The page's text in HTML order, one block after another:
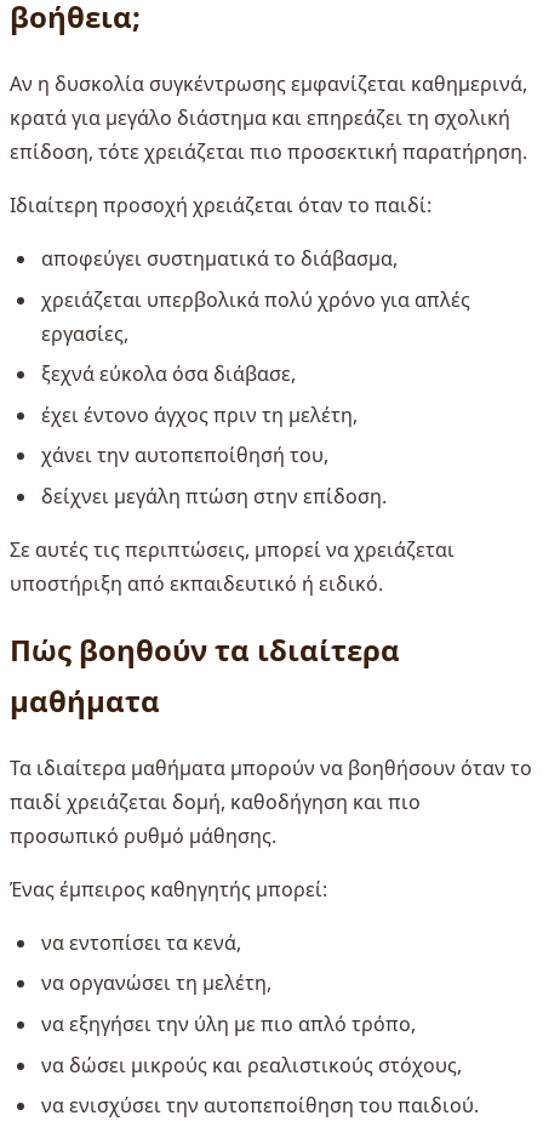
βοήθεια;
Αν η δυσκολία συγκέντρωσης εμφανίζεται καθημερινά,
κρατά για μεγάλο διάστημα και επηρεάζει τη σχολική
επίδοση, τότε χρειάζεται πιο προσεκτική παρατήρηση.
Ιδιαίτερη προσοχή χρειάζεται όταν το παιδί:
αποφεύγει συστηματικά το διάβασμα,
χρειάζεται υπερβολικά πολύ χρόνο για απλές
εργασίες,
ξεχνά εύκολα όσα διάβασε,
έχει έντονο άγχος πριν τη μελέτη,
χάνει την αυτοπεποίθησή του,
δείχνει μεγάλη πτώση στην επίδοση.
Σε αυτές τις περιπτώσεις, μπορεί να χρειάζεται
υποστήριξη από εκπαιδευτικό ή ειδικό.
Πώς βοηθούν τα ιδιαίτερα
μαθήματα
Τα ιδιαίτερα μαθήματα μπορούν να βοηθήσουν όταν το
παιδί χρειάζεται δομή, καθοδήγηση και πιο
προσωπικό ρυθμό μάθησης.
Ένας έμπειρος καθηγητής μπορεί:
να εντοπίσει τα κενά,
να οργανώσει τη μελέτη,
να εξηγήσει την ύλη με πιο απλό τρόπο,
να δώσει μικρούς και ρεαλιστικούς στόχους,
να ενισχύσει την αυτοπεποίθηση του παιδιού.